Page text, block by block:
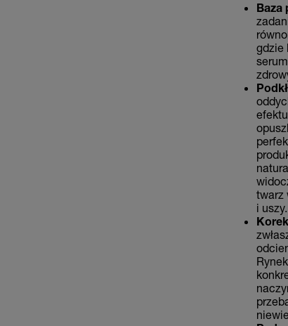
Baza
gdzie
twarz
i uszy.